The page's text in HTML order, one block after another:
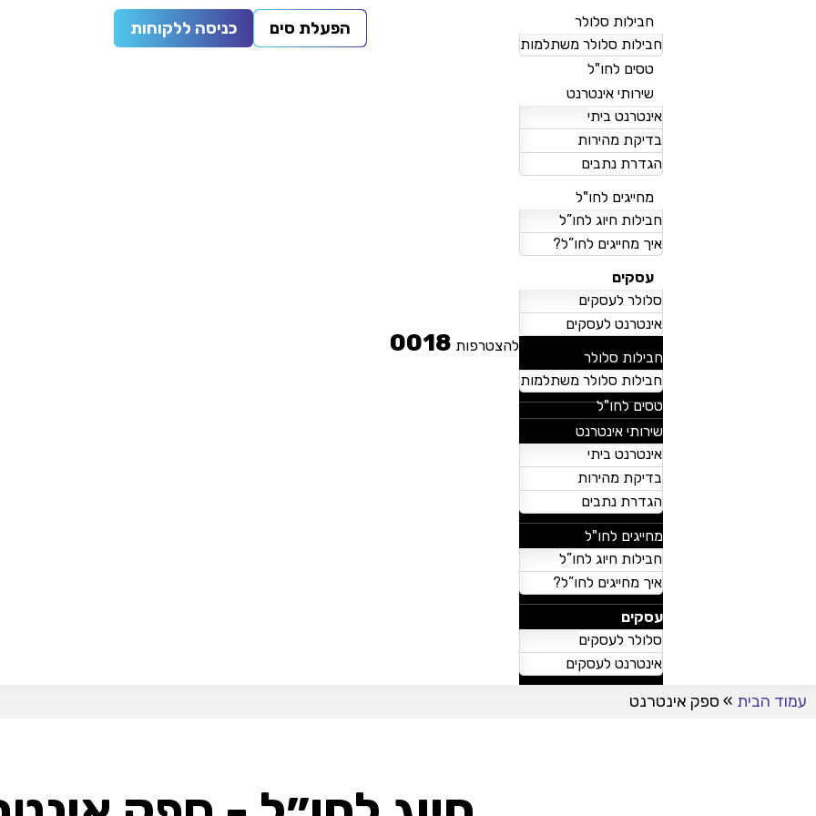
חבילות סלולר
חבילות סלולר משתלמות
טסים לחו"ל
שירותי אינטרנט
אינטרנט ביתי
בדיקת מהירות
הגדרת נתבים
מחייגים לחו"ל
חבילות חיוג לחו”ל
איך מחייגים לחו”ל?
עסקים
סלולר לעסקים
אינטרנט לעסקים
חבילות סלולר
חבילות סלולר משתלמות
טסים לחו"ל
שירותי אינטרנט
אינטרנט ביתי
בדיקת מהירות
הגדרת נתבים
מחייגים לחו"ל
חבילות חיוג לחו”ל
איך מחייגים לחו”ל?
עסקים
סלולר לעסקים
אינטרנט לעסקים
להצטרפות 0018
הפעלת סים כניסה ללקוחות
עמוד הבית » ספק אינטרנט